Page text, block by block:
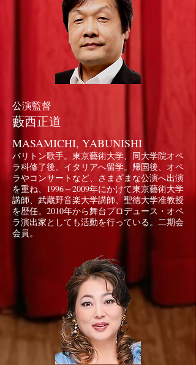
公演監督
藪西正道
MASAMICHI, YABUNISHI
バリトン歌手。東京藝術大学、同大学院オペ
ラ科修了後、イタリアへ留学。帰国後、オペ
ラやコンサートなど、さまざまな公演へ出演
を重ね、1996～2009年にかけて東京藝術大学
講師、武蔵野音楽大学講師、聖徳大学准教授
を歴任。2010年から舞台プロデュース・オペ
ラ演出家としても活動を行っている。二期会
会員。